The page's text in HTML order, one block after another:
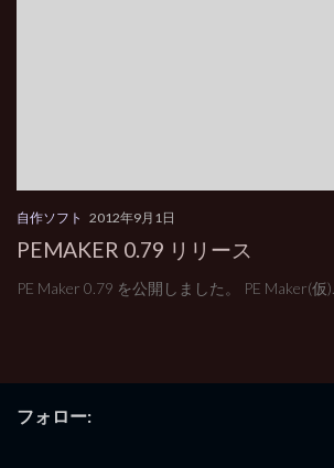
自作ソフト 2012年9月1日
PEMAKER 0.79 リリース
PE Maker 0.79 を公開しました。 PE Maker(仮)...
フォロー: